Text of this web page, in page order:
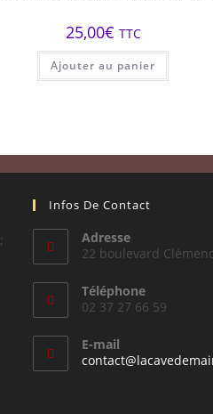
25,00€ TTC
Ajouter au panier
Infos De Contact
Adresse
22 boulevard
Téléphone
02 37 27 66 59
E-mail